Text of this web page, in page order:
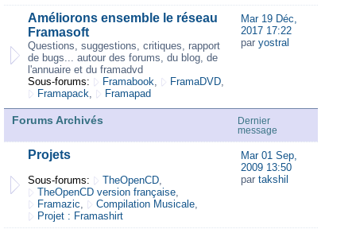
Améliorons ensemble le réseau
Framasoft
Questions, suggestions, critiques, rapport
de bugs... autour des forums, du blog, de
l'annuaire et du framadvd
Sous-forums:
Framabook, FramaDVD,
Framapack, Framapad
Mar 19 Déc,
2017 17:22
par yostral
Forums Archivés
Dernier
message
Projets
Sous-forums: TheOpenCD,
TheOpenCD version française,
Framazic, Compilation Musicale,
Projet : Framashirt
Mar 01 Sep,
2009 13:50
par takshil